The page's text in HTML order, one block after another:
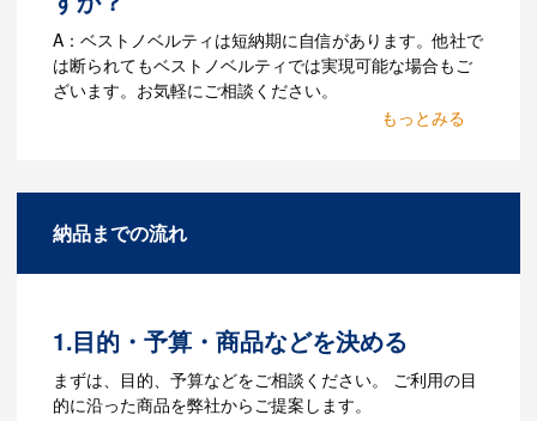
A：ベストノベルティは短納期に自信があります。他社で
は断られてもベストノベルティでは実現可能な場合もご
ざいます。お気軽にご相談ください。
があります。Adobe illustratorのaiファイ
Q：ウェブサイトに掲載され
ていないオリジナルのノベル
納品までの流れ
1.目的・予算・商品などを決める
まずは、目的、予算などをご相談ください。 ご利用の目
的に沿った商品を弊社からご提案します。